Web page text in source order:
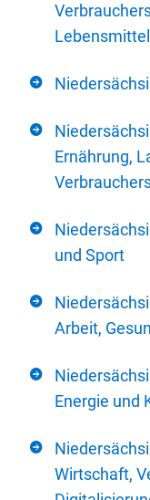
Ernährung,
und Sport
Arbeit,
Energie und
Wirtschaft,